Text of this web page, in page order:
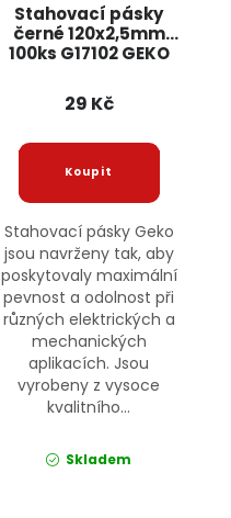
Stahovací pásky
černé 120x2,5mm
100ks G17102 GEKO
29 Kč
Stahovací pásky Geko
jsou navrženy tak, aby
poskytovaly maximální
pevnost a odolnost při
různých elektrických a
mechanických
aplikacích. Jsou
vyrobeny z vysoce
kvalitního...
Skladem